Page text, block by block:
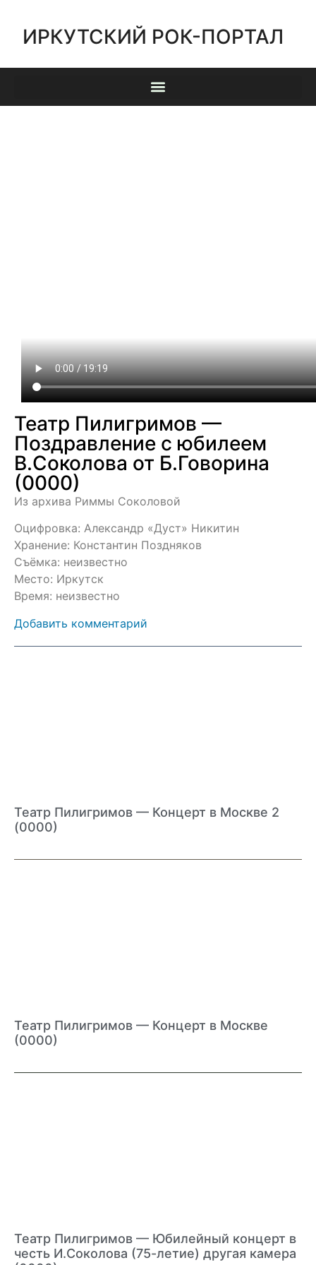
ИРКУТСКИЙ РОК-ПОРТАЛ
Театр Пилигримов —
Поздравление с юбилеем
В.Соколова от Б.Говорина
(0000)
Из архива Риммы Соколовой
Оцифровка: Александр «Дуст» Никитин
Хранение: Константин Поздняков
Съёмка: неизвестно
Место: Иркутск
Время: неизвестно
Добавить комментарий
Театр Пилигримов — Концерт в Москве 2
(0000)
Театр Пилигримов — Концерт в Москве
(0000)
Театр Пилигримов — Юбилейный концерт в
честь И.Соколова (75-летие) другая камера